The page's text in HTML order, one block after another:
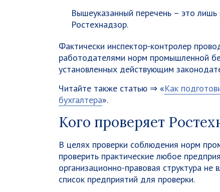
Вышеуказанный перечень – это
Ростехнадзор.
Фактически инспектор-контролер
работодателями норм промышленной
установленных действующим
Читайте также статью ⇒ «Как
бухгалтера».
Кого проверяет
В целях проверки соблюдения норм
проверить практические любое
организационно-правовая структура не
список предприятий для проверки.